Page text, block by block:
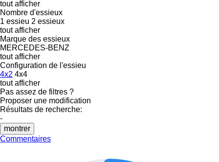
tout afficher
Nombre d'essieux
1 essieu 2 essieux
tout afficher
Marque des essieux
MERCEDES-BENZ
tout afficher
Configuration de l'essieu
4x2 4x4
tout afficher
Pas assez de filtres ?
Proposer une modification
Résultats de recherche:
-
montrer
Commentaires